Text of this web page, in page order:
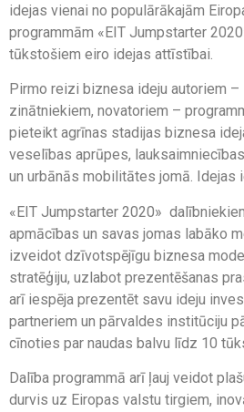
idejas vienai no populārākajām
programmām «EIT Jumpstarter
tūkstošiem eiro idejas attīstībai.
Pirmo reizi biznesa ideju autoriem –
zinātniekiem, novatoriem –
pieteikt agrīnas stadijas biznesa
veselības aprūpes,
un urbānās mobilitātes jomā. Idejas
«EIT Jumpstarter 2020»
apmācības un savas jomas labāko
izveidot dzīvotspējīgu biznesa
stratēģiju, uzlabot prezentēšanas
arī iespēja prezentēt savu ideju
partneriem un pārvaldes institūciju
cīnoties par naudas balvu līdz 10
Dalība programmā arī ļauj veidot
durvis uz Eiropas valstu tirgiem,